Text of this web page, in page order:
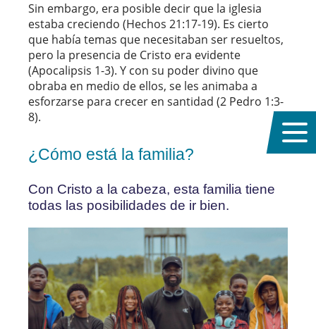
Sin embargo, era posible decir que la iglesia
estaba creciendo (Hechos 21:17-19). Es cierto
que había temas que necesitaban ser resueltos,
pero la presencia de Cristo era evidente
(Apocalipsis 1-3). Y con su poder divino que
obraba en medio de ellos, se les animaba a
esforzarse para crecer en santidad (2 Pedro 1:3-
8).
¿Cómo está la familia?
Con Cristo a la cabeza, esta familia tiene
todas las posibilidades de ir bien.